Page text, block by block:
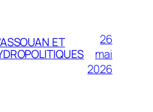
ET
26
mai
2026